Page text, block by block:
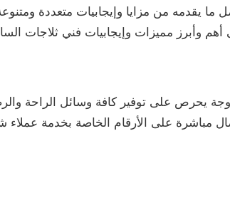
يقدمه من مزايا وإيجابيات متعددة
وأبرز مميزات وإيجابيات فني ثلاجات
يحرص على توفير كافة وسائل الراحة
على الأرقام الخاصة بخدمة عملاء